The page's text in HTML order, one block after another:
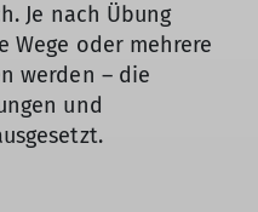
Je nach Übung
Wege oder mehrere
werden – die
und